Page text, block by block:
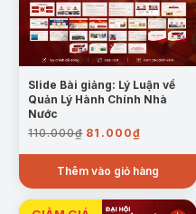
Slide Bài giảng: Lý Luận về
Quản Lý Hành Chính Nhà
Nước
110.000₫ Giá
là:
81.000₫Giá
tại
81.000₫.
Thêm vào giỏ hàng